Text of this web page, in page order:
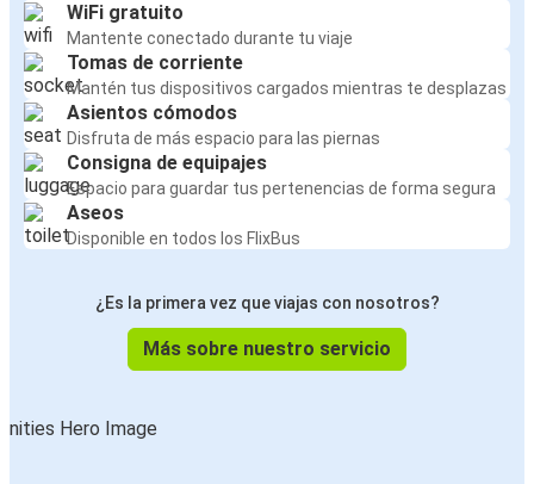
WiFi gratuito
Mantente conectado durante tu viaje
Tomas de corriente
Mantén tus dispositivos cargados mientras te desplazas
Asientos cómodos
Disfruta de más espacio para las piernas
Consigna de equipajes
Espacio para guardar tus pertenencias de forma segura
Aseos
Disponible en todos los FlixBus
¿Es la primera vez que viajas con nosotros?
Más sobre nuestro servicio